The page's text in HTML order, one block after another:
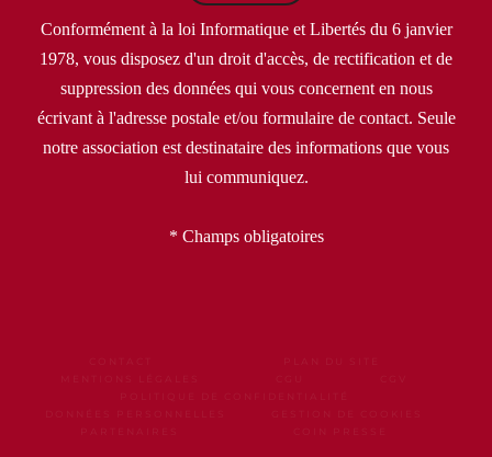
Conformément à la loi Informatique et Libertés du 6 janvier
1978, vous disposez d'un droit d'accès, de rectification et de
suppression des données qui vous concernent en nous
écrivant à l'adresse postale et/ou formulaire de contact. Seule
notre association est destinataire des informations que vous
lui communiquez.
* Champs obligatoires